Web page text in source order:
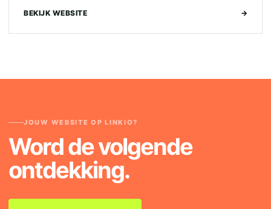
BEKIJK WEBSITE →
JOUW WEBSITE OP LINKIO?
Word de volgende
ontdekking.